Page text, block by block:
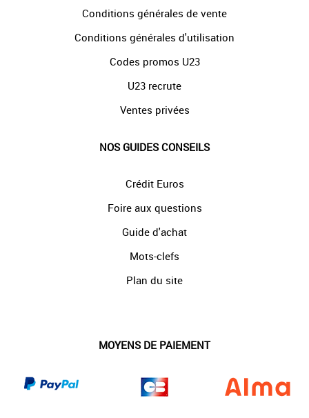
Conditions générales de vente
Conditions générales d'utilisation
Codes promos U23
U23 recrute
Ventes privées
NOS GUIDES CONSEILS
Crédit Euros
Foire aux questions
Guide d'achat
Mots-clefs
Plan du site
MOYENS DE PAIEMENT